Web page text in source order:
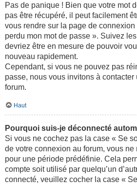
Pas de panique ! Bien que votre mot
pas être récupéré, il peut facilement
vous rendre sur la page de connexion
perdu mon mot de passe ». Suivez
devriez être en mesure de pouvoir
nouveau rapidement.
Cependant, si vous ne pouvez pas
passe, nous vous invitons à contacter
forum.
Haut
Pourquoi suis-je déconnecté
Si vous ne cochez pas la case « Se
de votre connexion au forum, vous
pour une période prédéfinie. Cela
compte soit utilisé par quelqu’un
connecté, veuillez cocher la case «